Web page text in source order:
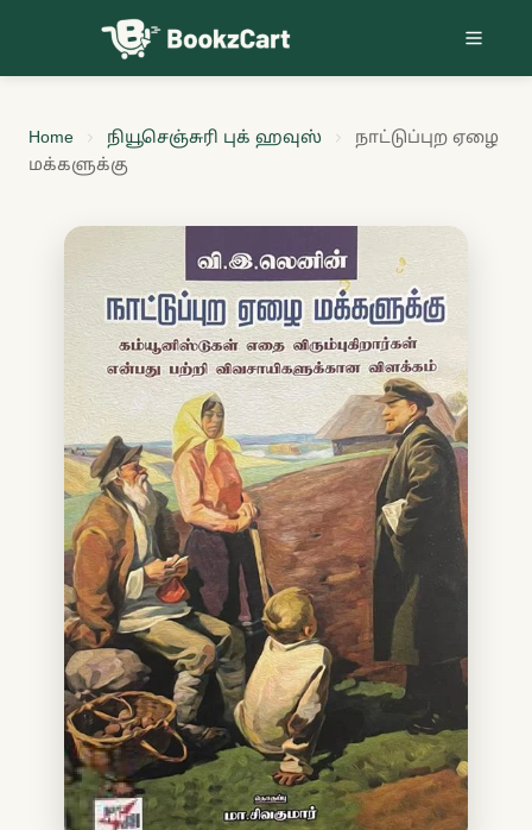
Skip to content
Home நியூசெஞ்சுரி புக் ஹவுஸ்
நாட்டுப்புற ஏழை
மக்களுக்கு